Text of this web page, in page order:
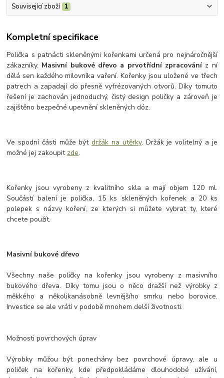
Související zboží 1
Kompletní specifikace
Polička s patnácti skleněnými kořenkami určená pro nejnáročnější
zákazníky. Masivní bukové dřevo a prvotřídní zpracováníz ní
dělá sen každého milovníka vaření. Kořenky jsou uložené ve třech
patrech a zapadají do přesně vyfrézovaných otvorů. Díky tomuto
řešení je zachován jednoduchý, čistý design poličky a zároveň je
zajištěno bezpečné upevnění skleněných dóz.
Ve spodní části může býtdržák na utěrky. Držák je volitelný a je
možné jej zakoupit zde.
Kořenky jsou vyrobeny z kvalitního skla a mají objem 120 ml.
Součástí balení je polička, 15 ks skleněných kořenek a 20 ks
polepek s názvy koření, ze kterých si můžete vybrat ty, které
chcete použít.
Masivní bukové dřevo
Všechny naše poličky na kořenky jsou vyrobeny z masivního
bukového dřeva. Díky tomu jsou o něco dražší než výrobky z
měkkého a několikanásobně levnějšího smrku nebo borovice.
Investice se ale vrátí v podobě mnohem delší životnosti.
Možnosti povrchových úprav
Výrobky můžou být ponechány bez povrchové úpravy, ale u
poliček na kořenky, kde předpokládáme dlouhodobé užívání,